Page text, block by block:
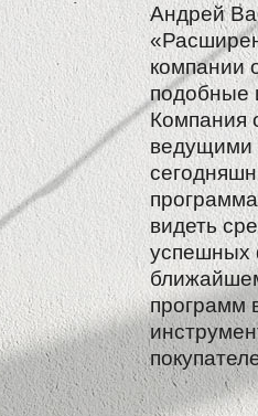
Андрей
компании
подобные
Компания
ведущими
видеть
успешных
программ